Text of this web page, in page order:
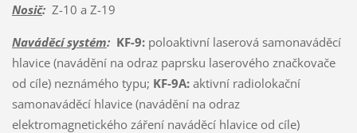
Nosič:Z-10 a Z-19
Naváděcí systém: KF-9: poloaktivní laserová samonaváděcí
hlavice (navádění na odraz paprsku laserového značkovače
od cíle) neznámého typu; KF-9A:aktivní radiolokační
samonaváděcí hlavice (navádění na odraz
elektromagnetického záření naváděcí hlavice od cíle)